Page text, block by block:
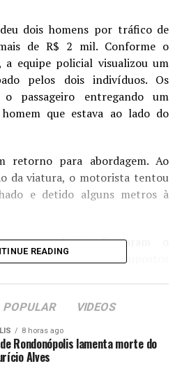
dois homens por tráfico de
de R$ 2 mil. Conforme o
equipe policial visualizou um
pelos dois indivíduos. Os
o passageiro entregando um
que estava ao lado do
retorno para abordagem. Ao
da viatura, o motorista tentou
e detido alguns metros à
os policiais flagraram o
diversas porções de supostos
os militares encontraram
em notas de diversos
de substâncias análogas à
cocaína.
READING
POPULAR VIDEOS
8 horas ago
Rondonópolis lamenta morte do
Alves